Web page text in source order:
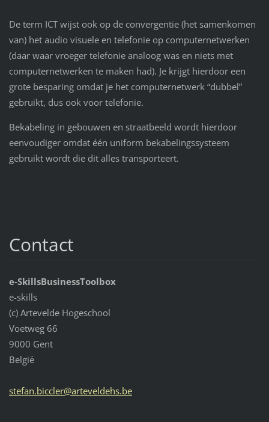
De term ICT wijst ook op de convergentie (het samenkomen
van) het audio visuele en telefonie op computernetwerken
(daar waar vroeger telefonie analoog was en niets met
computernetwerken te maken had). Je krijgt hierdoor een
grote besparing omdat je het computernetwerk “dubbel”
gebruikt, dus ook voor telefonie.
Bekabeling in gebouwen en straatbeeld wordt hierdoor
eenvoudiger omdat één uniform bekabelingssysteem
gebruikt wordt die dit alles transporteert.
Contact
e-SkillsBusinessToolbox
e-skills
(c) Artevelde Hogeschool
Voetweg 66
9000 Gent
België
stefan.biccler@arteveldehs.be